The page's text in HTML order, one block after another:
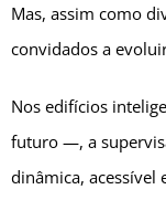
Mas, assim como
convidados a
Nos edifícios
futuro —, a
dinâmica, acessível